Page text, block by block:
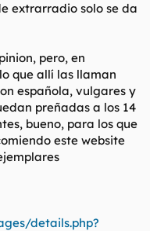
extrarradio solo se da
pero, en
que allí las llaman
española, vulgares y
preñadas a los 14
bueno, para los que
este website
details.php?